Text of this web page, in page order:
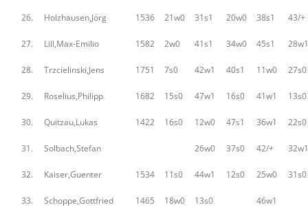
26. Holzhausen,Jörg 1536 21w0 31s1 20w0 38s1 43/+
27. Lill,Max-Emilio 1582 2w0 41s1 34w0 45s1 28w1
28. Trzcielinski,Jens 1751 7s0 42w1 40s1 11w0 27s0
29. Roselius,Philipp 1682 15s0 47w1 16s0 41w1 13s0
30. Quitzau,Lukas 1422 16s0 12w0 47s1 36w1 22s0
31. Solbach,Stefan 26w0 37s0 42/+ 32w1
32. Kaiser,Guenter 1534 11s0 44w1 12s0 25w0 31s0
33. Schoppe,Gottfried 1465 18w0 13s0 46w1